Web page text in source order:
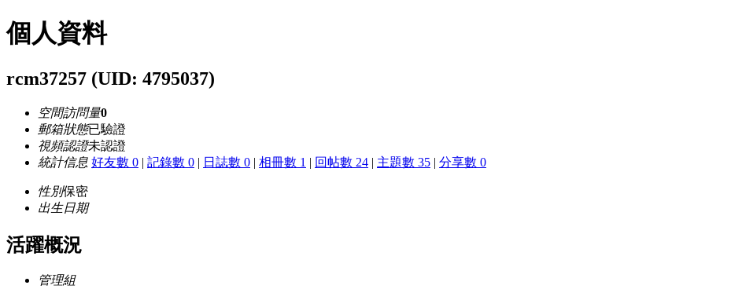
個人資料
rcm37257 (UID: 4795037)
空間訪問量0
郵箱狀態已驗證
視頻認證未認證
統計信息 好友數 0 | 記錄數 0 | 日誌數 0 | 相冊數 1 | 回帖數 24 | 主題數 35 | 分享數 0
性別保密
出生日期
活躍概況
管理組